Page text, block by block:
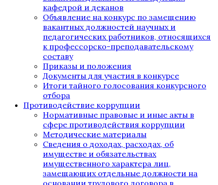
кафедрой и деканов
Объявление на конкурс по замещению
вакантных должностей научных и
педагогических работников, относящихся
к профессорско-преподавательскому
составу
Приказы и положения
Документы для участия в конкурсе
Итоги тайного голосования конкурсного
отбора
Противодействие коррупции
Нормативные правовые и иные акты в
сфере противодействия коррупции
Методические материалы
Сведения о доходах, расходах, об
имуществе и обязательствах
имущественного характера лиц,
замещающих отдельные должности на
основании трудового договора в